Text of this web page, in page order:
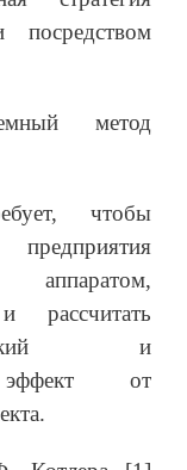
метод
чтобы
рассчитать
и
эффект от